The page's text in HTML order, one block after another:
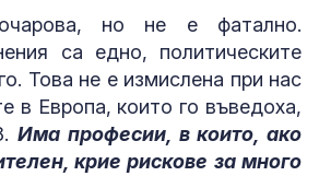
но не е фатално.
са едно, политическите
Това не е измислена при нас
в Европа, които го въведоха,
Има професии, в които, ако
крие рискове за много